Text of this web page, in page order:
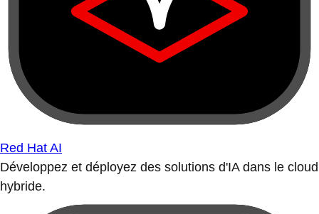
Red Hat AI
Développez et déployez des solutions d'IA dans le cloud
hybride.